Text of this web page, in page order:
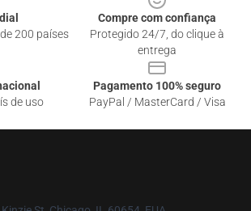
200 países
Compre com confiança
Protegido 24/7, do clique à
entrega
de uso
Pagamento 100% seguro
PayPal / MasterCard / Visa